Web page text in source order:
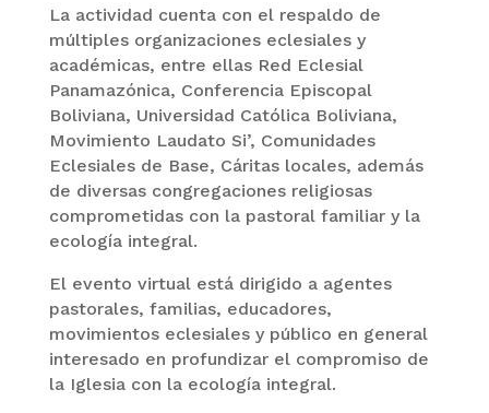
La actividad cuenta con el respaldo de
múltiples organizaciones eclesiales y
académicas, entre ellas Red Eclesial
Panamazónica, Conferencia Episcopal
Boliviana, Universidad Católica Boliviana,
Movimiento Laudato Si’, Comunidades
Eclesiales de Base, Cáritas locales, además
de diversas congregaciones religiosas
comprometidas con la pastoral familiar y la
ecología integral.
El evento virtual está dirigido a agentes
pastorales, familias, educadores,
movimientos eclesiales y público en general
interesado en profundizar el compromiso de
la Iglesia con la ecología integral.